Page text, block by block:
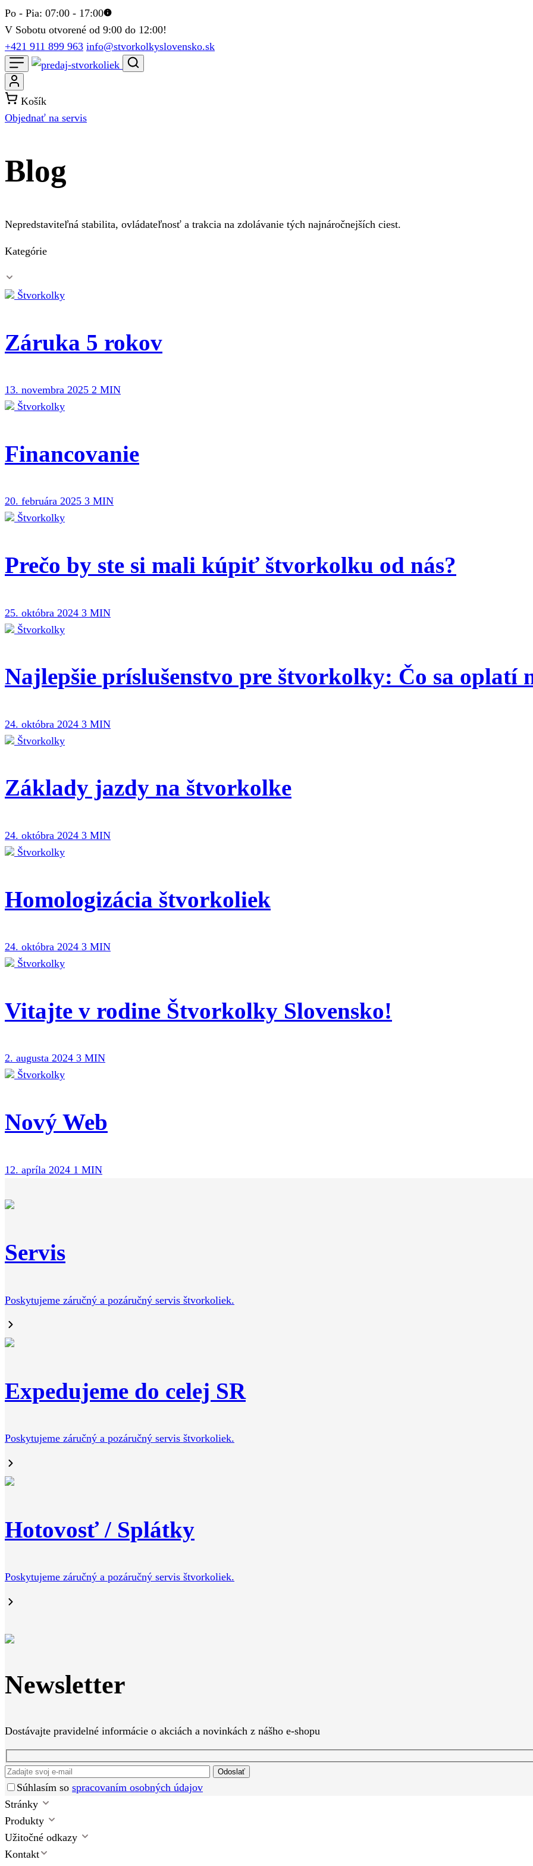
Po - Pia: 07:00 - 17:00
V Sobotu otvorené od 9:00 do 12:00!
+421 911 899 963 info@stvorkolkyslovensko.sk
Košík
Objednať na servis
Blog
Nepredstaviteľná stabilita, ovládateľnosť a trakcia na zdolávanie tých najnáročnejších ciest.
Kategórie
Štvorkolky
Záruka 5 rokov
13. novembra 2025 2 MIN
Štvorkolky
Financovanie
20. februára 2025 3 MIN
Štvorkolky
Prečo by ste si mali kúpiť štvorkolku od nás?
25. októbra 2024 3 MIN
Štvorkolky
Najlepšie príslušenstvo pre štvorkolky: Čo sa oplatí
24. októbra 2024 3 MIN
Štvorkolky
Základy jazdy na štvorkolke
24. októbra 2024 3 MIN
Štvorkolky
Homologizácia štvorkoliek
24. októbra 2024 3 MIN
Štvorkolky
Vitajte v rodine Štvorkolky Slovensko!
2. augusta 2024 3 MIN
Štvorkolky
Nový Web
12. apríla 2024 1 MIN
Servis
Poskytujeme záručný a pozáručný servis štvorkoliek.
Expedujeme do celej SR
Poskytujeme záručný a pozáručný servis štvorkoliek.
Hotovosť / Splátky
Poskytujeme záručný a pozáručný servis štvorkoliek.
Newsletter
Dostávajte pravidelné informácie o akciách a novinkách z nášho e-shopu
Odoslať
Súhlasím so spracovaním osobných údajov
Stránky
Produkty
Užitočné odkazy
Kontakt